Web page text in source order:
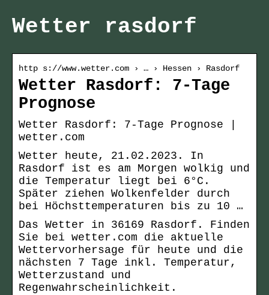
Wetter rasdorf
http s://www.wetter.com › … › Hessen › Rasdorf
Wetter Rasdorf: 7-Tage
Prognose
Wetter Rasdorf: 7-Tage Prognose |
wetter.com
Wetter heute, 21.02.2023. In
Rasdorf ist es am Morgen wolkig und
die Temperatur liegt bei 6°C.
Später ziehen Wolkenfelder durch
bei Höchsttemperaturen bis zu 10 …
Das Wetter in 36169 Rasdorf. Finden
Sie bei wetter.com die aktuelle
Wettervorhersage für heute und die
nächsten 7 Tage inkl. Temperatur,
Wetterzustand und
Regenwahrscheinlichkeit.